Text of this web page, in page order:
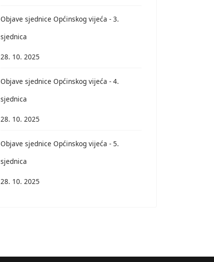
Objave sjednice Općinskog vijeća - 3.
sjednica
28. 10. 2025
Objave sjednice Općinskog vijeća - 4.
sjednica
28. 10. 2025
Objave sjednice Općinskog vijeća - 5.
sjednica
28. 10. 2025